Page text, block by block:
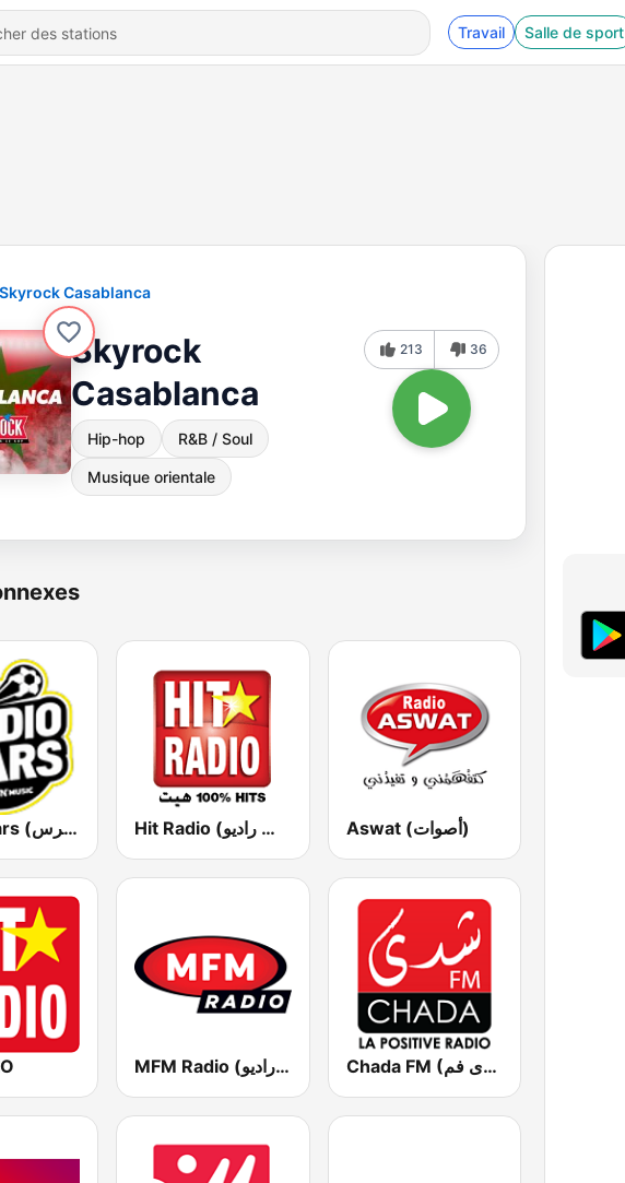
Travail Salle de sport
Skyrock Casablanca
Skyrock
Casablanca
Hip-hop R&B / Soul
Musique orientale
213 36
Radio Mars (راديو مرس) Hit Radio (هيت راديو) Aswat (أصوات)
MFM Radio (مفم راديو) Chada FM (شدى فم)